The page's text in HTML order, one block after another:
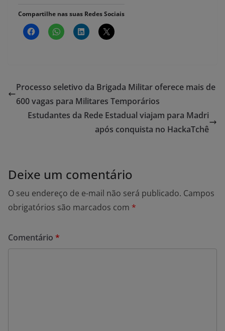
Compartilhe nas suas Redes Sociais
Processo seletivo da Brigada Militar oferece mais de
600 vagas para Militares Temporários
Estudantes da Rede Estadual viajam para Madri
após conquista no HackaTchê
Deixe um comentário
O seu endereço de e-mail não será publicado. Campos
obrigatórios são marcados com *
Comentário *